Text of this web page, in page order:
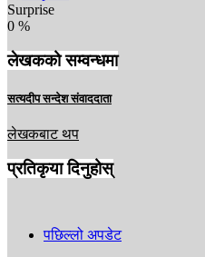
Surprise
0 %
लेखकको सम्वन्धमा
सत्यदीप सन्देश संवाददाता
लेखकबाट थप
प्रतिकृया दिनुहोस्
पछिल्लो अपडेट